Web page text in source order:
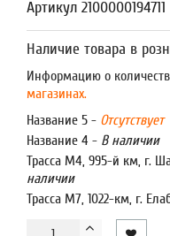
Артикул 2100000194711
Наличие товара в
Информацию о
магазинах.
Название 5 - Отсутствует
Название 4 - В наличии
Трасса М4, 995-й км, г.
наличии
Трасса М7, 1022-км, г.